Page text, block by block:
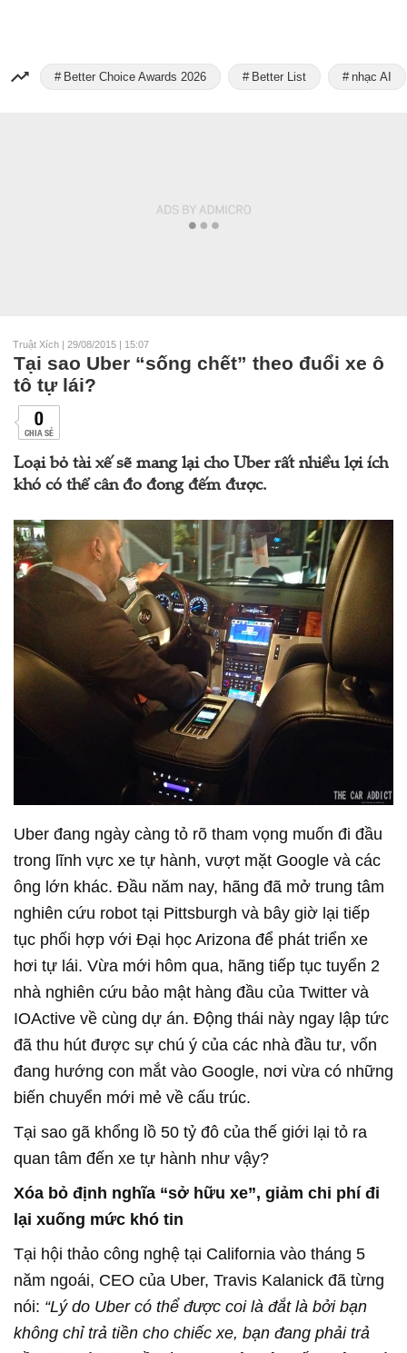
Better Choice Awards 2026 Better List nhạc AI
Truật Xích | 29/08/2015 | 15:07
Tại sao Uber “sống chết” theo đuổi xe ô
tô tự lái?
0
CHIA SẺ
Loại bỏ tài xế sẽ mang lại cho Uber rất nhiều lợi ích
khó có thể cân đo đong đếm được.
Uber đang ngày càng tỏ rõ tham vọng muốn đi đầu
trong lĩnh vực xe tự hành, vượt mặt Google và các
ông lớn khác. Đầu năm nay, hãng đã mở trung tâm
nghiên cứu robot tại Pittsburgh và bây giờ lại tiếp
tục phối hợp với Đại học Arizona để phát triển xe
hơi tự lái. Vừa mới hôm qua, hãng tiếp tục tuyển 2
nhà nghiên cứu bảo mật hàng đầu của Twitter và
IOActive về cùng dự án. Động thái này ngay lập tức
đã thu hút được sự chú ý của các nhà đầu tư, vốn
đang hướng con mắt vào Google, nơi vừa có những
biến chuyển mới mẻ về cấu trúc.
Tại sao gã khổng lồ 50 tỷ đô của thế giới lại tỏ ra
quan tâm đến xe tự hành như vậy?
Xóa bỏ định nghĩa “sở hữu xe”, giảm chi phí đi
lại xuống mức khó tin
Tại hội thảo công nghệ tại California vào tháng 5
năm ngoái, CEO của Uber, Travis Kalanick đã từng
nói: “Lý do Uber có thể được coi là đắt là bởi bạn
không chỉ trả tiền cho chiếc xe, bạn đang phải trả